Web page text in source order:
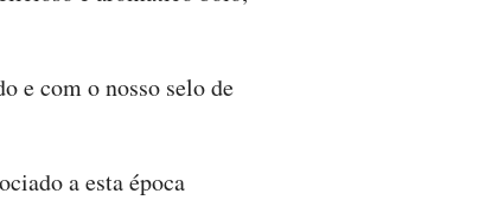
e com o nosso selo de
a esta época